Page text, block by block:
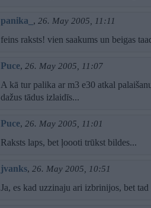
panika_ , 26. May 2005, 11:11
feins raksts! vien saakums un beigas
Puce, 26. May 2005, 11:07
A kā tur palika ar m3 e30 atkal
dažus tādus izlaidīs...
Puce, 26. May 2005, 11:01
Raksts laps, bet ļoooti trūkst bildes...
jvanks, 26. May 2005, 10:51
Ja, es kad uzzinaju ari izbrinijos, bet